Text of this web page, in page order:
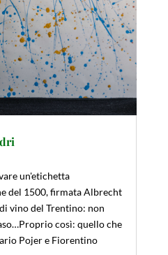
un'etichetta
del 1500, firmata Albrecht
vino del Trentino: non
così: quello che
Pojer e Fiorentino